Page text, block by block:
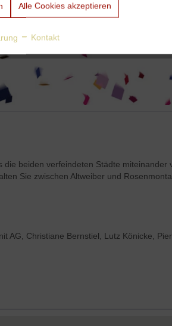
die beiden verfeindeten Städte miteinander
Sie zwischen Altweiber und
AG, Christiane Bernstiel, Lutz Könicke,
Aktiv
Alle Cookies akzeptieren
Kontakt